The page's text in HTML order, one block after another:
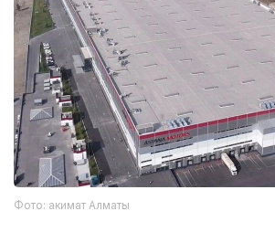
Фото: акимат Алматы